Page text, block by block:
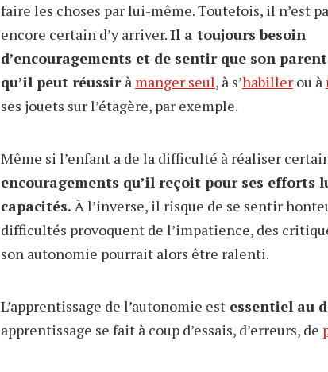
faire les choses par lui-même. Toutefois, il n’est
encore certain d’y arriver.Il a toujours besoin
d’encouragements et de sentir que son
qu’il peut réussir à manger seul, à s’habiller ou à
ses jouets sur l’étagère, par exemple.
Même si l’enfant a de la difficulté à réaliser
encouragements qu’il reçoit pour ses efforts
capacités.À l’inverse, il risque de se sentir
difficultés provoquent de l’impatience, des
son autonomie pourrait alors être ralenti.
L’apprentissage de l’autonomie est essentiel au
apprentissage se fait à coup d’essais, d’erreurs, de